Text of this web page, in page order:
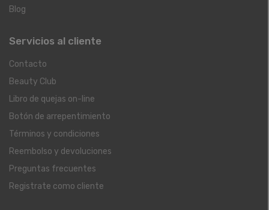
Blog
Servicios al cliente
Contacto
Beauty Club
Libro de quejas on-line
Botón de arrepentimiento
Términos y condiciones
Reembolso y devoluciones
Preguntas frecuentes
Registrate como cliente